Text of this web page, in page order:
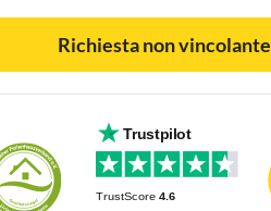
Richiesta non vincolante